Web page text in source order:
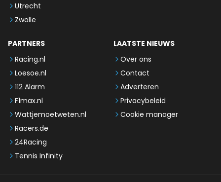
Utrecht
Zwolle
PARTNERS
Racing.nl
Loesoe.nl
112 Alarm
F1max.nl
Wattjemoetweten.nl
Racers.de
24Racing
Tennis Infinity
LAATSTE NIEUWS
Over ons
Contact
Adverteren
Privacybeleid
Cookie manager